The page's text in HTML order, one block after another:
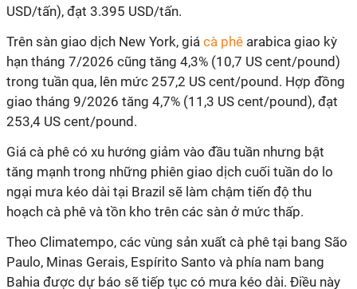
USD/tấn), đạt 3.395 USD/tấn.
Trên sàn giao dịch New York, giá cà phê arabica giao kỳ
hạn tháng 7/2026 cũng tăng 4,3% (10,7 US cent/pound)
trong tuần qua, lên mức 257,2 US cent/pound. Hợp đồng
giao tháng 9/2026 tăng 4,7% (11,3 US cent/pound), đạt
253,4 US cent/pound.
Giá cà phê có xu hướng giảm vào đầu tuần nhưng bật
tăng mạnh trong những phiên giao dịch cuối tuần do lo
ngại mưa kéo dài tại Brazil sẽ làm chậm tiến độ thu
hoạch cà phê và tồn kho trên các sàn ở mức thấp.
Theo Climatempo, các vùng sản xuất cà phê tại bang São
Paulo, Minas Gerais, Espírito Santo và phía nam bang
Bahia được dự báo sẽ tiếp tục có mưa kéo dài. Điều này